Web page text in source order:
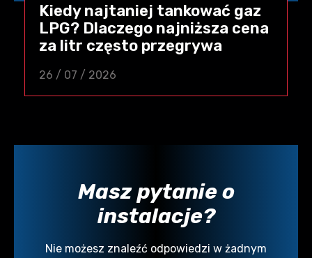
Kiedy najtaniej tankować gaz
LPG? Dlaczego najniższa cena
za litr często przegrywa
26 / 07 / 2026
Masz pytanie o
instalacje?
Nie możesz znaleźć odpowiedzi w żadnym